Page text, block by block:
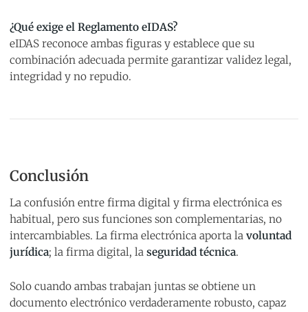
¿Qué exige el Reglamento eIDAS?
eIDAS reconoce ambas figuras y establece que su
combinación adecuada permite garantizar validez legal,
integridad y no repudio.
Conclusión
La confusión entre firma digital y firma electrónica es
habitual, pero sus funciones son complementarias, no
intercambiables. La firma electrónica aporta la voluntad
jurídica; la firma digital, la seguridad técnica.
Solo cuando ambas trabajan juntas se obtiene un
documento electrónico verdaderamente robusto, capaz